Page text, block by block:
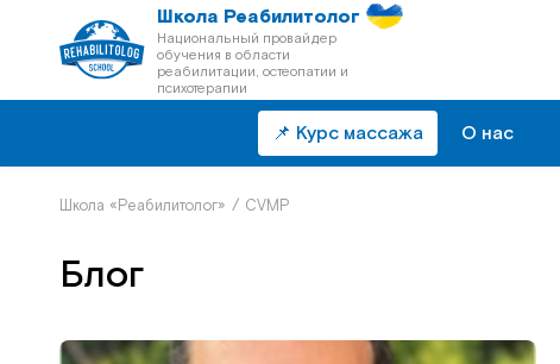
Школа Реабилитолог
Национальный провайдер
обучения в области
реабилитации, остеопатии и
психотерапии
📌 Курс массажа О нас
Школа «Реабилитолог» / CVMP
Блог